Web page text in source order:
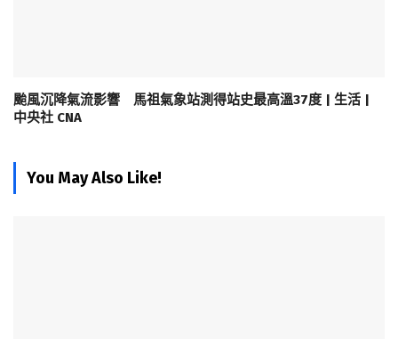
颱風沉降氣流影響 馬祖氣象站測得站史最高溫37度 | 生活 |
中央社 CNA
You May Also Like!